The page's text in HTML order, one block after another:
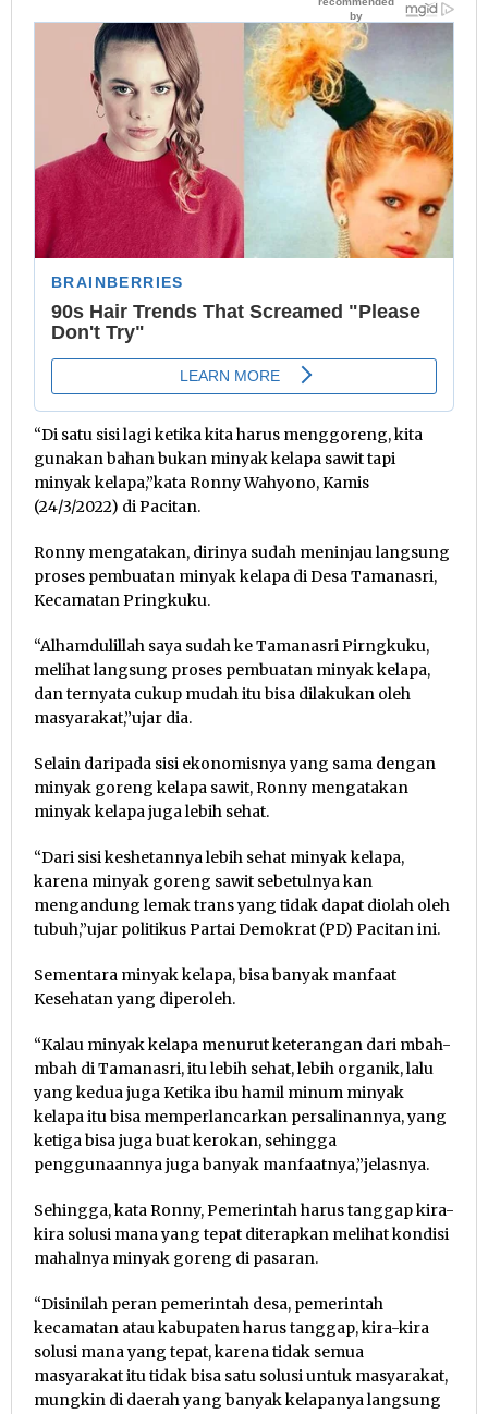
“Di satu sisi lagi ketika kita harus menggoreng, kita
gunakan bahan bukan minyak kelapa sawit tapi
minyak kelapa,”kata Ronny Wahyono, Kamis
(24/3/2022) di Pacitan.
Ronny mengatakan, dirinya sudah meninjau langsung
proses pembuatan minyak kelapa di Desa Tamanasri,
Kecamatan Pringkuku.
“Alhamdulillah saya sudah ke Tamanasri Pirngkuku,
melihat langsung proses pembuatan minyak kelapa,
dan ternyata cukup mudah itu bisa dilakukan oleh
masyarakat,”ujar dia.
Selain daripada sisi ekonomisnya yang sama dengan
minyak goreng kelapa sawit, Ronny mengatakan
minyak kelapa juga lebih sehat.
“Dari sisi keshetannya lebih sehat minyak kelapa,
karena minyak goreng sawit sebetulnya kan
mengandung lemak trans yang tidak dapat diolah oleh
tubuh,”ujar politikus Partai Demokrat (PD) Pacitan ini.
Sementara minyak kelapa, bisa banyak manfaat
Kesehatan yang diperoleh.
“Kalau minyak kelapa menurut keterangan dari mbah-
mbah di Tamanasri, itu lebih sehat, lebih organik, lalu
yang kedua juga Ketika ibu hamil minum minyak
kelapa itu bisa memperlancarkan persalinannya, yang
ketiga bisa juga buat kerokan, sehingga
penggunaannya juga banyak manfaatnya,”jelasnya.
Sehingga, kata Ronny, Pemerintah harus tanggap kira-
kira solusi mana yang tepat diterapkan melihat kondisi
mahalnya minyak goreng di pasaran.
“Disinilah peran pemerintah desa, pemerintah
kecamatan atau kabupaten harus tanggap, kira-kira
solusi mana yang tepat, karena tidak semua
masyarakat itu tidak bisa satu solusi untuk masyarakat,
mungkin di daerah yang banyak kelapanya langsung